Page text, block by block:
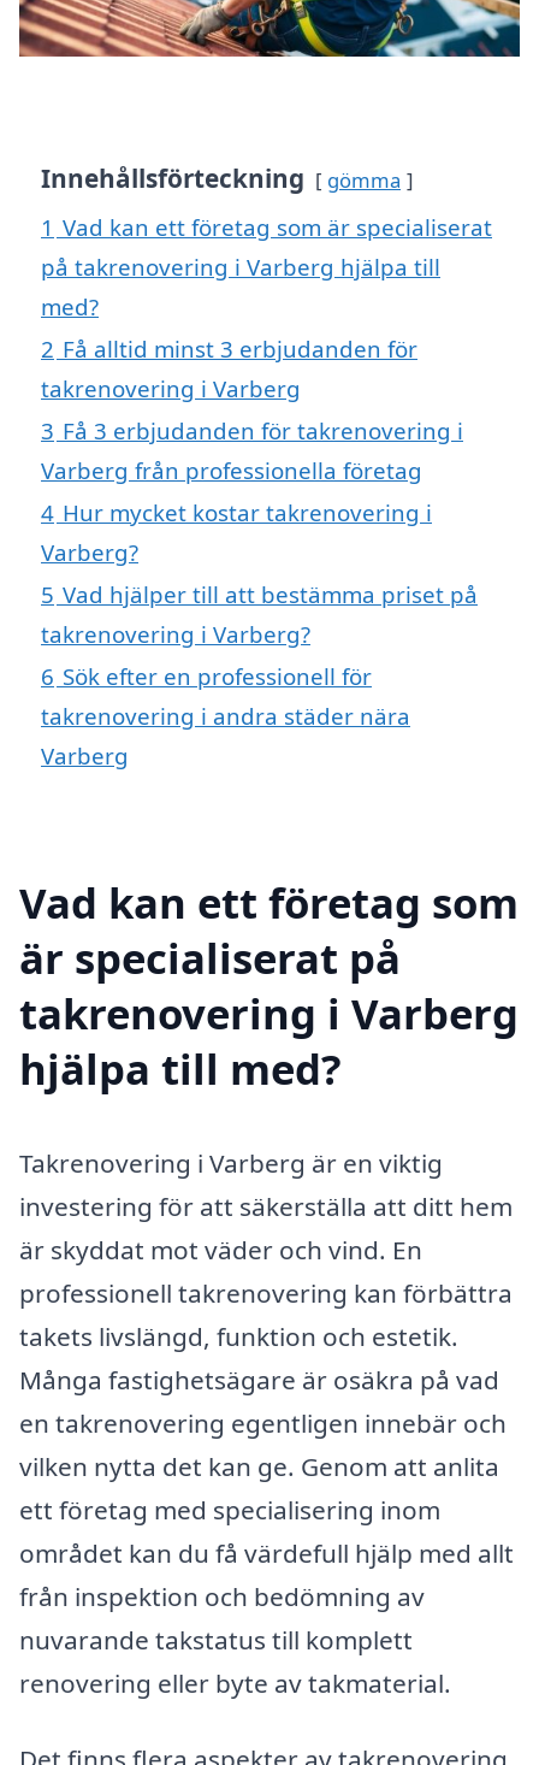
Innehållsförteckning gömma
1 Vad kan ett företag som är specialiserat
på takrenovering i Varberg hjälpa till
med?
2 Få alltid minst 3 erbjudanden för
takrenovering i Varberg
3 Få 3 erbjudanden för takrenovering i
Varberg från professionella företag
4 Hur mycket kostar takrenovering i
Varberg?
5 Vad hjälper till att bestämma priset på
takrenovering i Varberg?
6 Sök efter en professionell för
takrenovering i andra städer nära
Varberg
Vad kan ett företag som
är specialiserat på
takrenovering i Varberg
hjälpa till med?
Takrenovering i Varberg är en viktig
investering för att säkerställa att ditt hem
är skyddat mot väder och vind. En
professionell takrenovering kan förbättra
takets livslängd, funktion och estetik.
Många fastighetsägare är osäkra på vad
en takrenovering egentligen innebär och
vilken nytta det kan ge. Genom att anlita
ett företag med specialisering inom
området kan du få värdefull hjälp med allt
från inspektion och bedömning av
nuvarande takstatus till komplett
renovering eller byte av takmaterial.